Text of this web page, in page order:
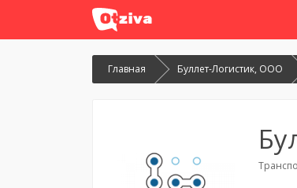
Главная Буллет-Логистик, ООО